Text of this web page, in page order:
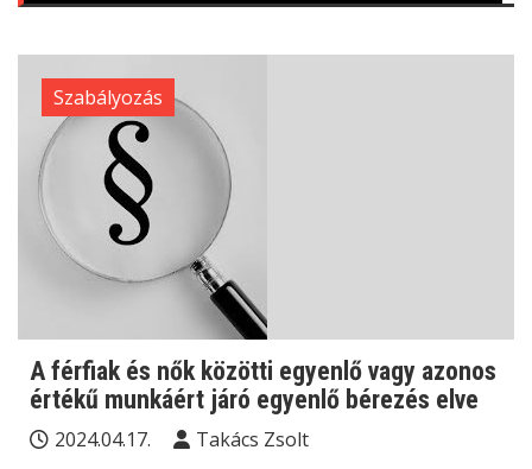
Szabályozás
A férfiak és nők közötti egyenlő vagy azonos
értékű munkáért járó egyenlő bérezés elve
2024.04.17.
Takács Zsolt